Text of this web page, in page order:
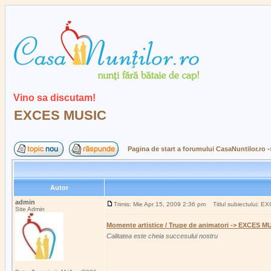
Vino sa discutam!
EXCES MUSIC
Pagina de start a forumului CasaNuntilor.ro
Autor
admin
Site Admin
Trimis: Mie Apr 15, 2009 2:36 pm Titlul subiectului:
Momente artistice / Trupe de animatori -> EXCES
Calitatea este cheia succesului nostru